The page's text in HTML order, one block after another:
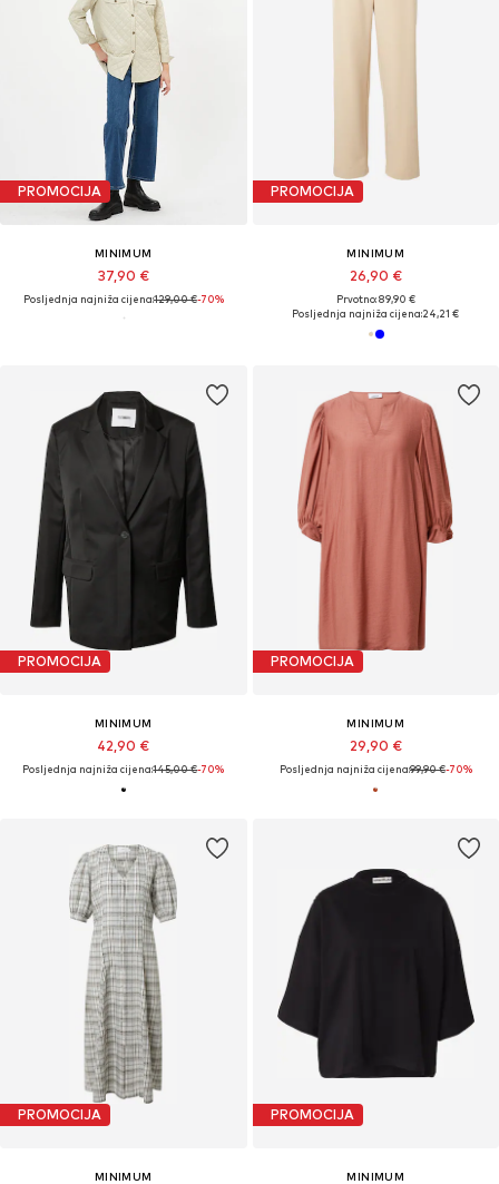
PROMOCIJA
MINIMUM
37,90 €
Posljednja najniža cijena:129,00 €-70%
PROMOCIJA
MINIMUM
26,90 €
Prvotno: 89,90 €
Posljednja najniža cijena:24,21 €
PROMOCIJA
MINIMUM
42,90 €
Posljednja najniža cijena:145,00 €-70%
PROMOCIJA
MINIMUM
29,90 €
Posljednja najniža cijena:99,90 €-70%
PROMOCIJA
MINIMUM
PROMOCIJA
MINIMUM